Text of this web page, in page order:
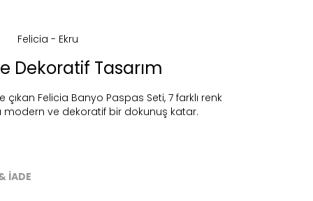
Dekoratif Tasarım
çıkan Felicia Banyo Paspas Seti, 7 farklı renk
ve dekoratif bir dokunuş katar.
İADE